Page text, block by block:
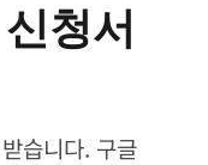
청서
습니다. 구글